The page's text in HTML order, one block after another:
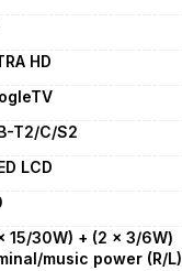
HD
T2/C/S2
LCD
15/30W) + (2 x 3/6W)
music power (R/L)